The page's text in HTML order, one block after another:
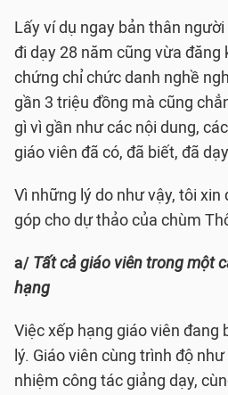
Lấy ví dụ ngay bản thân
đi dạy 28 năm cũng vừa đăng
chứng chỉ chức danh nghề
gần 3 triệu đồng mà cũng
gì vì gần như các nội dung,
giáo viên đã có, đã biết, đã
Vì những lý do như vậy, tôi xin
góp cho dự thảo của chùm
a/ Tất cả giáo viên trong một
hạng
Việc xếp hạng giáo viên đang
lý. Giáo viên cùng trình độ
nhiệm công tác giảng dạy,